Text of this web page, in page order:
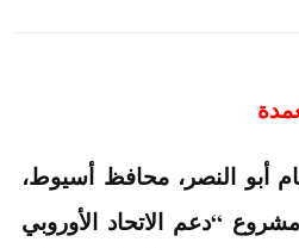
أبو النصر، محافظ أسيوط،
“دعم الاتحاد الأوروبي